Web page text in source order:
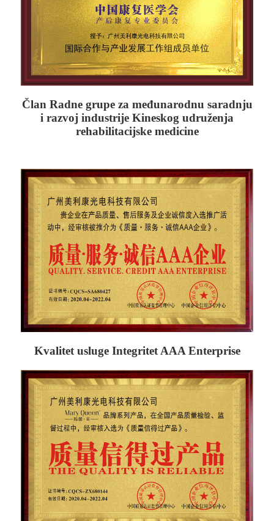
Član Radne grupe za međunarodnu saradnju
i razvoj industrije Kineskog udruženja
rehabilitacijske medicine
Kvalitet usluge Integritet AAA Enterprise